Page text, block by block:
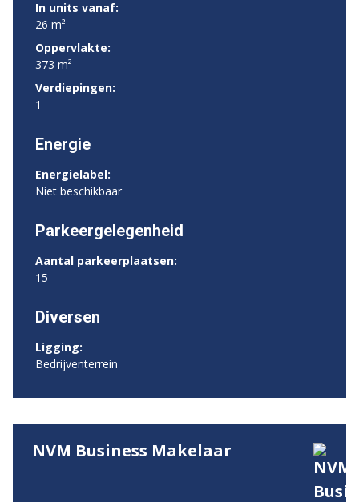
In units vanaf:
26 m²
Oppervlakte:
373 m²
Verdiepingen:
1
Energie
Energielabel:
Niet beschikbaar
Parkeergelegenheid
Aantal parkeerplaatsen:
15
Diversen
Ligging:
Bedrijventerrein
NVM Business Makelaar